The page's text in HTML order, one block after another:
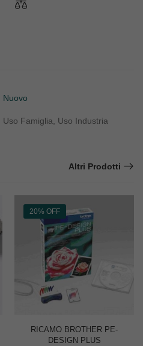
Nuovo
Uso Famiglia, Uso Industria
Altri Prodotti
20% OFF
RICAMO BROTHER PE-
DESIGN PLUS